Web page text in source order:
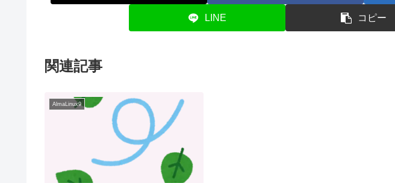
LINE コピー
関連記事
AlmaLinux9